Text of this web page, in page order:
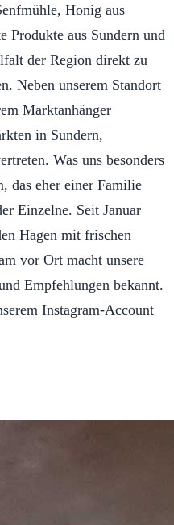
Honig aus
Produkte aus Sundern und
der Region direkt zu
Neben unserem Standort
Marktanhänger
in Sundern,
Was uns besonders
das eher einer Familie
Einzelne. Seit Januar
Hagen mit frischen
vor Ort macht unsere
Empfehlungen bekannt.
Instagram-Account